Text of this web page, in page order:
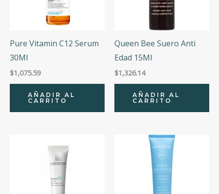
Pure Vitamin C12 Serum
30Ml
$1,075.59
AÑADIR AL
CARRITO
Queen Bee Suero Anti
Edad 15Ml
$1,326.14
AÑADIR AL
CARRITO